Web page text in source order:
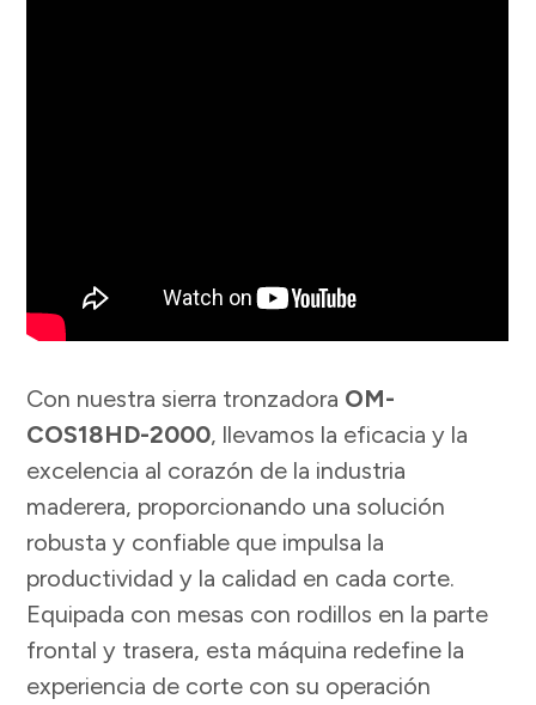
Con nuestra sierra tronzadora OM-
COS18HD-2000, llevamos la eficacia y la
excelencia al corazón de la industria
maderera, proporcionando una solución
robusta y confiable que impulsa la
productividad y la calidad en cada corte.
Equipada con mesas con rodillos en la parte
frontal y trasera, esta máquina redefine la
experiencia de corte con su operación